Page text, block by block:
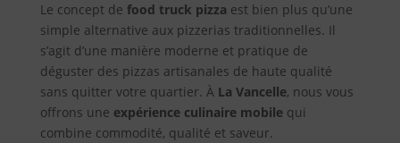
Le concept de food truck pizza est bien plus qu’une
simple alternative aux pizzerias traditionnelles. Il
s’agit d’une manière moderne et pratique de
déguster des pizzas artisanales de haute qualité
sans quitter votre quartier. À La Vancelle, nous vous
offrons une expérience culinaire mobilequi
combine commodité, qualité et saveur.